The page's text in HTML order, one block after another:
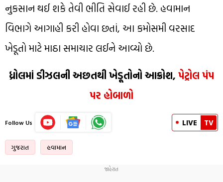
નુકસાન થઈ શકે તેવી ભીતિ સેવાઈ રહી છે. હવામાન
વિભાગે આગાહી કરી હોવા છતાં, આ કમોસમી વરસાદ
ખેડૂતો માટે માઠા સમાચાર લઈને આવ્યો છે.
ધ્રોલમાં ડીઝલની અછતથી ખેડૂતોનો આક્રોશ, પેટ્રોલ પંપ
પર હોબાળો
Follow Us LIVE TV
ગુજરાત હવામાન